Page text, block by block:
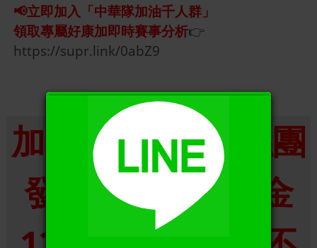
📢立即加入「中華隊加油千人群」
領取專屬好康加即時賽事分析👉
https://supr.link/0abZ9
加入準哥539粉絲團
發財金168 朋友金